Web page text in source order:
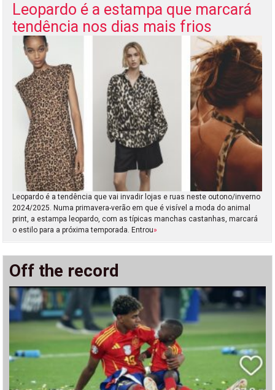
Leopardo é a estampa que marcará
tendência nos dias mais frios
Leopardo é a tendência que vai invadir lojas e ruas neste outono/inverno
2024/2025. Numa primavera-verão em que é visível a moda do animal
print, a estampa leopardo, com as típicas manchas castanhas, marcará
o estilo para a próxima temporada. Entrou»
Off the record